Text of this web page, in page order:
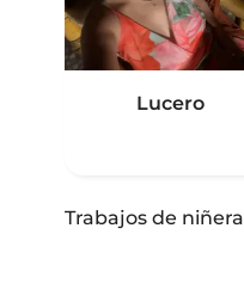
Lucero
Trabajos de niñera